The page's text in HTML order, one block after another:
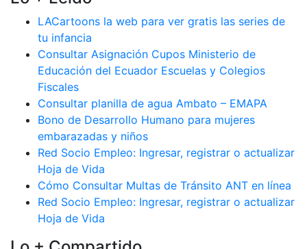
LACartoons la web para ver gratis las series de
tu infancia
Consultar Asignación Cupos Ministerio de
Educación del Ecuador Escuelas y Colegios
Fiscales
Consultar planilla de agua Ambato – EMAPA
Bono de Desarrollo Humano para mujeres
embarazadas y niños
Red Socio Empleo: Ingresar, registrar o actualizar
Hoja de Vida
Cómo Consultar Multas de Tránsito ANT en línea
Red Socio Empleo: Ingresar, registrar o actualizar
Hoja de Vida